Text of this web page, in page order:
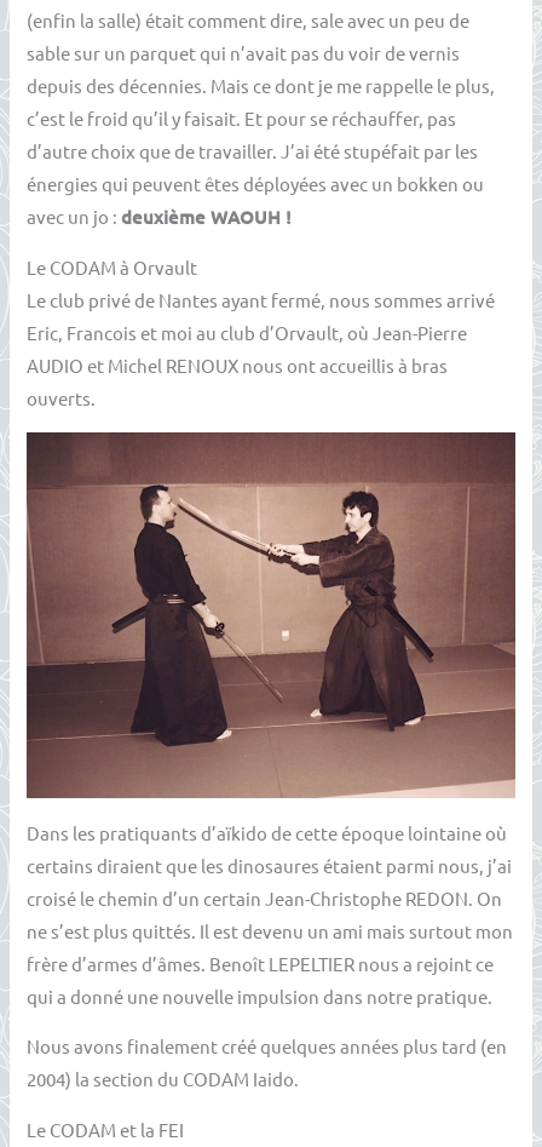
(enfin la salle) était comment dire, sale avec un peu de
sable sur un parquet qui n’avait pas du voir de vernis
depuis des décennies. Mais ce dont je me rappelle le plus,
c’est le froid qu’il y faisait. Et pour se réchauffer, pas
d’autre choix que de travailler. J’ai été stupéfait par les
énergies qui peuvent êtes déployées avec un bokken ou
avec un jo :deuxième WAOUH !
Le CODAM à Orvault
Le club privé de Nantes ayant fermé, nous sommes arrivé
Eric, Francois et moi au club d’Orvault, où Jean-Pierre
AUDIO et Michel RENOUX nous ont accueillis à bras
ouverts.
Dans les pratiquants d’aïkido de cette époque lointaine où
certains diraient que les dinosaures étaient parmi nous, j’ai
croisé le chemin d’un certain Jean-Christophe REDON. On
ne s’est plus quittés. Il est devenu un ami mais surtout mon
frère d’armes d’âmes. Benoît LEPELTIER nous a rejoint ce
qui a donné une nouvelle impulsion dans notre pratique.
Nous avons finalement créé quelques années plus tard (en
2004) la section du CODAM Iaido.
Le CODAM et la FEI